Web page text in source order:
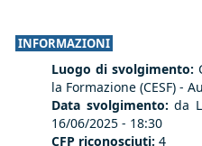
INFORMAZIONI
Luogo di svolgimento:
la Formazione (CESF) -
Data svolgimento: da
16/06/2025 - 18:30
CFP riconosciuti: 4